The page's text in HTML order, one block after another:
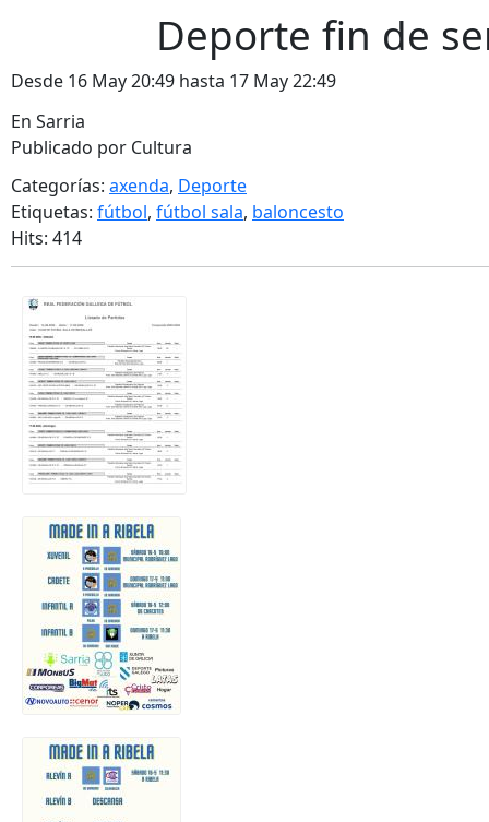
Deporte fin de
Desde 16 May 20:49 hasta 17 May 22:49
En Sarria
Publicado por Cultura
Categorías: axenda, Deporte
Etiquetas: fútbol, fútbol sala, baloncesto
Hits: 414